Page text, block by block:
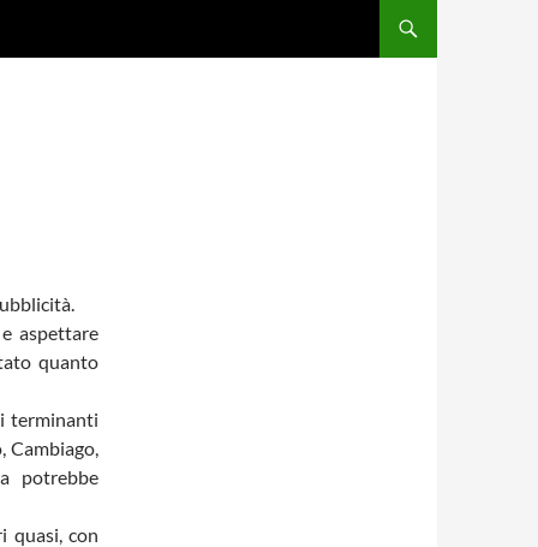
aspettare
quanto
terminanti
Cambiago,
potrebbe
quasi, con